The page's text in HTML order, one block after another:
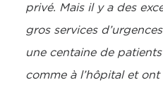
privé. Mais il y a des
gros services
une centaine de
comme à l’hôpital et